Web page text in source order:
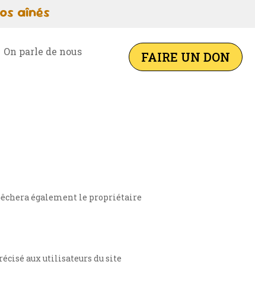
aînés
On parle de nous
FAIRE UN DON
également le propriétaire
aux utilisateurs du site